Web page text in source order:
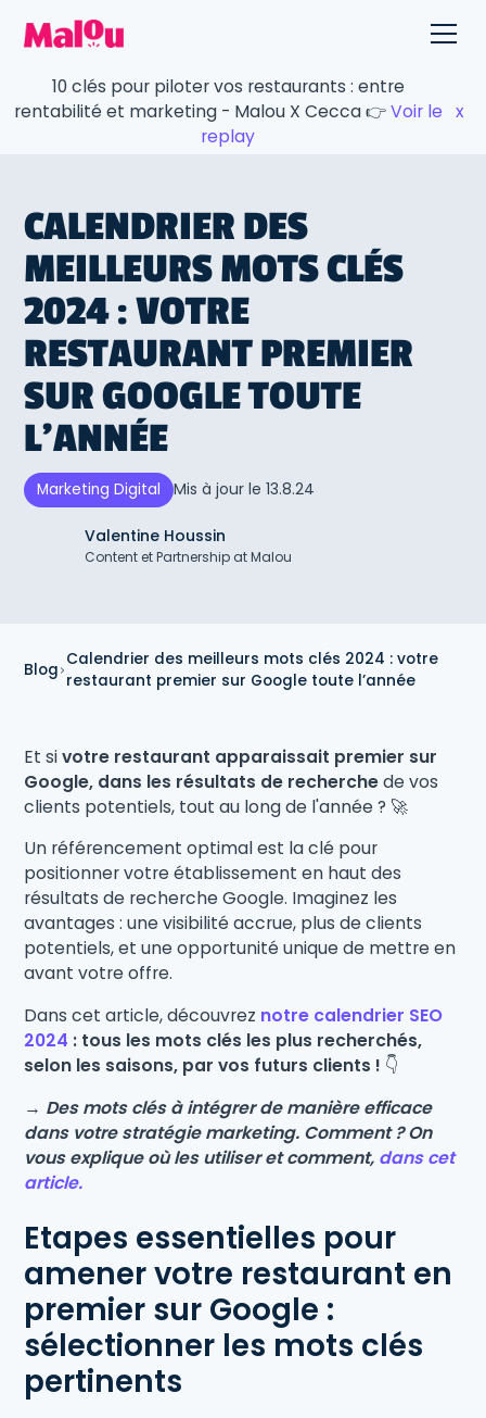
10 clés pour piloter vos restaurants : entre
rentabilité et marketing - Malou X Cecca 👉Voir le
replay
x
CALENDRIER DES
MEILLEURS MOTS CLÉS
2024 : VOTRE
RESTAURANT PREMIER
SUR GOOGLE TOUTE
L’ANNÉE
Marketing Digital Mis à jour le 13.8.24
Valentine Houssin
Content et Partnership at Malou
Blog
Calendrier des meilleurs mots clés 2024 : votre
restaurant premier sur Google toute l’année
Et sivotre restaurant apparaissait premier sur
Google, dans les résultats de recherchede vos
clients potentiels, tout au long de l'année ? 🚀
Un référencement optimal est la clé pour
positionner votre établissement en haut des
résultats de recherche Google. Imaginez les
avantages : une visibilité accrue, plus de clients
potentiels, et une opportunité unique de mettre en
avant votre offre.
Dans cet article, découvrez notre calendrier SEO
2024 : tous les mots clés les plus recherchés,
selon les saisons, par vos futurs clients ! 👇
→ Des mots clés à intégrer de manière efficace
dans votre stratégie marketing. Comment ? On
vous explique où les utiliser et comment, dans cet
article.
Etapes essentielles pour
amener votre restaurant en
premier sur Google :
sélectionner les mots clés
pertinents